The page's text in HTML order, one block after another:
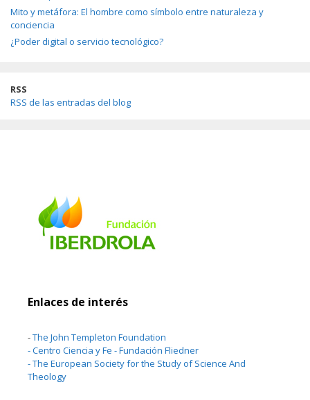
Mito y metáfora: El hombre como símbolo entre naturaleza y
conciencia
¿Poder digital o servicio tecnológico?
RSS
RSS de las entradas del blog
Enlaces de interés
-The John Templeton Foundation
-Centro Ciencia y Fe - Fundación Fliedner
-The European Society for the Study of Science And
Theology